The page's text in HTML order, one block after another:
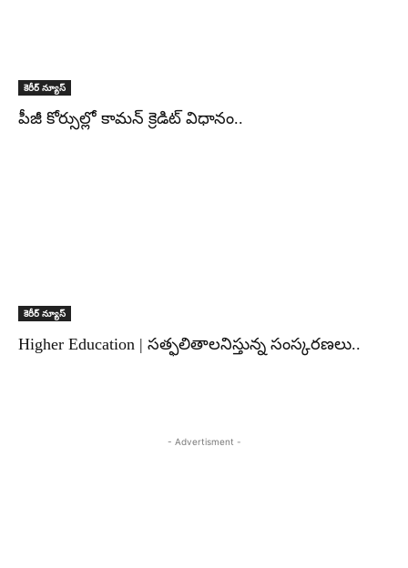
కెరీర్ న్యూస్
పీజీ కోర్సుల్లో కామన్‌ క్రెడిట్ విధానం..
కెరీర్ న్యూస్
Higher Education | సత్ఫలితాలనిస్తున్న సంస్కరణలు..
- Advertisment -